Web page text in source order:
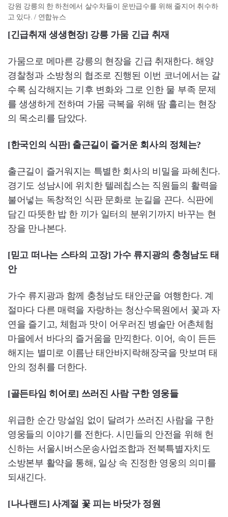
강원 강릉의 한 하천에서 살수차들이 운반급수를 위해 줄지어 취수하
고 있다. / 연합뉴스
[긴급취재 생생현장] 강릉 가뭄 긴급 취재
가뭄으로 메마른 강릉의 현장을 긴급 취재한다. 해양
경찰청과 소방청의 협조로 진행된 이번 코너에서는 갈
수록 심각해지는 기후 변화와 그로 인한 물 부족 문제
를 생생하게 전하며 가뭄 극복을 위해 땀 흘리는 현장
의 목소리를 담았다.
[한국인의 식판] 출근길이 즐거운 회사의 정체는?
출근길이 즐거워지는 특별한 회사의 비밀을 파헤친다.
경기도 성남시에 위치한 텔레칩스는 직원들의 활력을
불어넣는 독창적인 식판 문화로 눈길을 끈다. 식판에
담긴 따뜻한 밥 한 끼가 일터의 분위기까지 바꾸는 현
장을 만나본다.
[믿고 떠나는 스타의 고장] 가수 류지광의 충청남도 태
안
가수 류지광과 함께 충청남도 태안군을 여행한다. 계
절마다 다른 매력을 자랑하는 청산수목원에서 꽃과 자
연을 즐기고, 체험과 맛이 어우러진 병술만 어촌체험
마을에서 바다의 즐거움을 만끽한다. 이어, 속이 든든
해지는 별미로 이름난 태안바지락해장국을 맛보며 태
안의 정취를 더한다.
[골든타임 히어로] 쓰러진 사람 구한 영웅들
위급한 순간 망설임 없이 달려가 쓰러진 사람을 구한
영웅들의 이야기를 전한다. 시민들의 안전을 위해 헌
신하는 서울시버스운송사업조합과 전북특별자치도
소방본부 활약을 통해, 일상 속 진정한 영웅의 의미를
되새긴다.
[나나랜드] 사계절 꽃 피는 바닷가 정원